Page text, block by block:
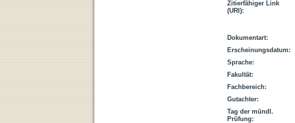
Zitierfähiger Link
(URI):
Dokumentart:
Erscheinungsdatum:
Sprache:
Fakultät:
Fachbereich:
Gutachter:
Tag der mündl.
Prüfung: